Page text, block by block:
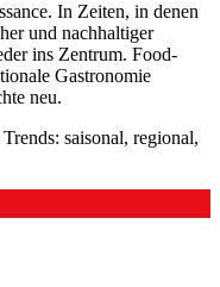
In Zeiten, in denen
und nachhaltiger
ins Zentrum. Food-
Gastronomie
neu.
saisonal, regional,